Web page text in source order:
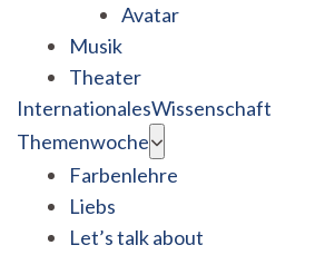
Avatar
Musik
Theater
InternationalesWissenschaft
Themenwoche
Farbenlehre
Liebs
Let’s talk about